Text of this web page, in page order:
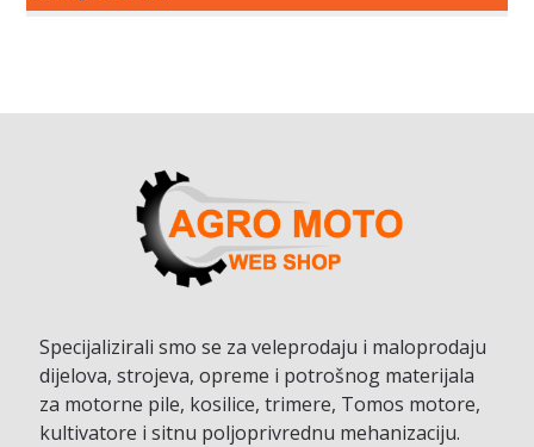
Specijalizirali smo se za veleprodaju i maloprodaju
dijelova, strojeva, opreme i potrošnog materijala
za motorne pile, kosilice, trimere, Tomos motore,
kultivatore i sitnu poljoprivrednu mehanizaciju.